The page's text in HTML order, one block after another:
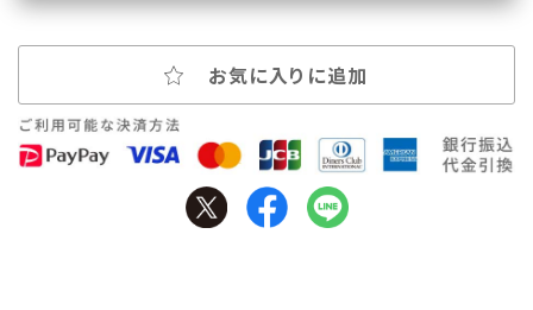
お気に入りに追加